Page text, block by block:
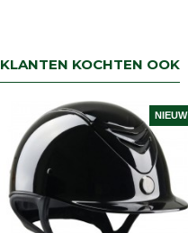
KLANTEN KOCHTEN OOK
NIEUW